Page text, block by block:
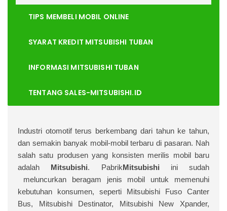
TIPS MEMBELI MOBIL ONLINE
SYARAT KREDIT MITSUBISHI TUBAN
INFORMASI MITSUBISHI TUBAN
TENTANG SALES-MITSUBISHI.ID
ndustri otomotif terus berkembang dari tahun ke tahun,
dan semakin banyak mobil-mobil terbaru di pasaran. Nah
salah satu produsen yang konsisten merilis mobil baru
adalah
Mitsubishi. Pabrik Mitsubishi ini sudah
meluncurkan beragam jenis mobil untuk memenuhi
kebutuhan konsumen, seperti Mitsubishi Fuso Canter
Bus, Mitsubishi Destinator, Mitsubishi New Xpander,